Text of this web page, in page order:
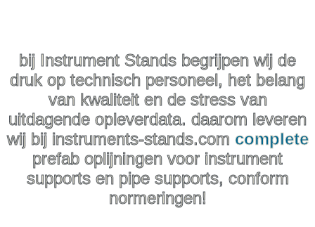
bij Instrument Stands begrijpen wij de
druk op technisch personeel, het belang
van kwaliteit en de stress van
uitdagende opleverdata. daarom leveren
wij bij instruments-stands.com complete
prefab oplijningen voor instrument
supports en pipe supports, conform
normeringen!